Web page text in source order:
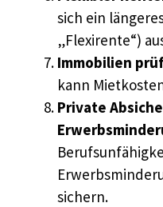
sich ein
„Flexirente“)
Immobilien
kann
Private
sichern.